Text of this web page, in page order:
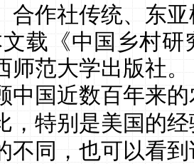
合作社传统、东
载《中国乡村研
师范大学出版社。
中国近数百年来
，特别是美国的
不同，也可以看